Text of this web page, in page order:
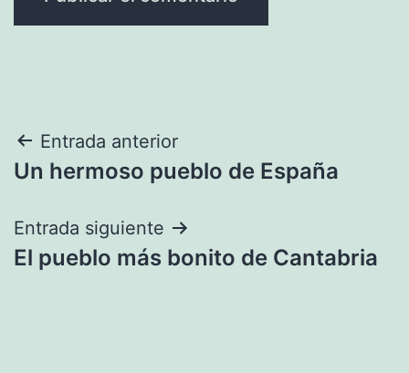
Navegación
de
entradas
Entrada anterior
Un hermoso pueblo de España
Entrada siguiente
El pueblo más bonito de Cantabria